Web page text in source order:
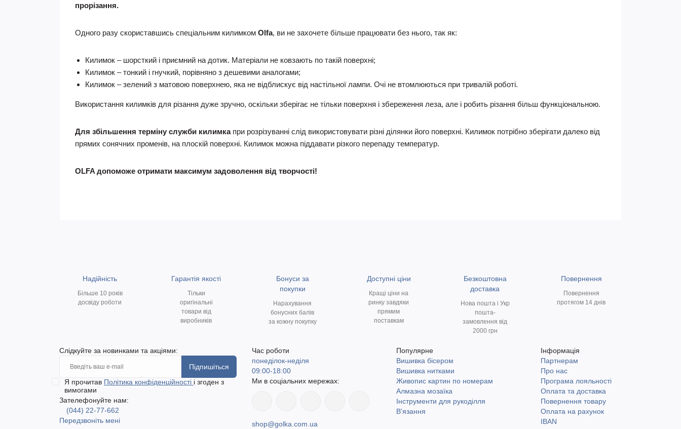
прорізання.
Одного разу скориставшись спеціальним килимком Olfa, ви не захочете більше працювати без нього, так як:
Килимок – шорсткий і приємний на дотик. Матеріали не ковзають по такій поверхні;
Килимок – тонкий і гнучкий, порівняно з дешевими аналогами;
Килимок – зелений з матовою поверхнею, яка не відблискує від настільної лампи. Очі не втомлюються при тривалій роботі.
Використання килимків для різання дуже зручно, оскільки зберігає не тільки поверхня і збереження леза, але і робить різання більш функціональною.
Для збільшення терміну служби килимкапри розрізуванні слід використовувати різні ділянки його поверхні. Килимок потрібно зберігати далеко від
прямих сонячних променів, на плоскій поверхні. Килимок можна піддавати різкого перепаду температур.
OLFA допоможе отримати максимум задоволення від творчості!
Надійність
Більше 10 років
досвіду роботи
Гарантія якості
Тільки
оригінальні
товари від
виробників
Бонуси за
покупки
Нарахування
бонусних балів
за кожну покупку
Доступні ціни
Кращі ціни на
ринку завдяки
прямим
поставкам
Безкоштовна
доставка
Нова пошта і Укр
пошта-
замовлення від
2000 грн
Повернення
Повернення
протягом 14 днів
Слідкуйте за новинками та акціями:
Підпишіться
Я прочитав Політика конфіденційності і згоден з
вимогами
Зателефонуйте нам:
(044) 22-77-662
Передзвоніть мені
Час роботи
понеділок-неділя
09:00-18:00
Ми в соціальних мережах:
shop@golka.com.ua
Популярне
Вишивка бісером
Вишивка нитками
Живопис картин по номерам
Алмазна мозаїка
Інструменти для рукоділля
В'язання
Інформація
Партнерам
Про нас
Програма лояльності
Оплата та доставка
Повернення товару
Оплата на рахунок
IBAN